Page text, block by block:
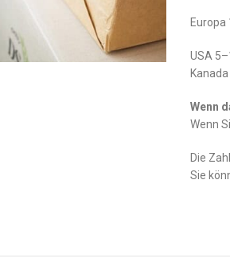
Europa
USA
Wenn
Wenn
Die
Sie